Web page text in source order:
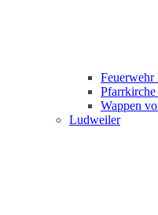
Feuerwehr
Wappen
Ludweiler